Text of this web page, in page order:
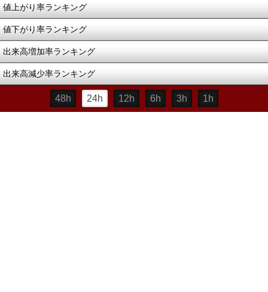
値上がり率ランキング
値下がり率ランキング
出来高増加率ランキング
出来高減少率ランキング
48h 24h 12h 6h 3h 1h